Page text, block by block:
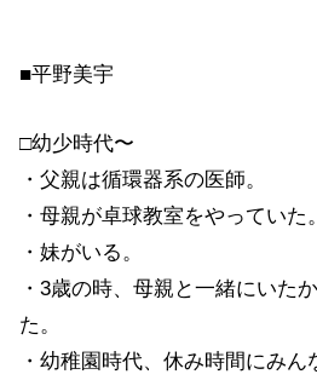
■平野美宇
□幼少時代〜
・父親は循環器系の医師。
・母親が卓球教室をやっていた。
・妹がいる。
・3歳の時、母親と一緒にいた
た。
・幼稚園時代、休み時間にみ